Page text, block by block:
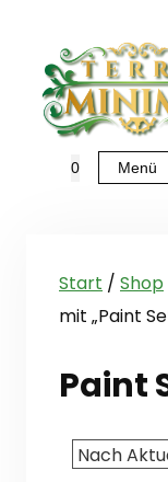
springen
0 Menü
Start / Shop
mit „Paint
Paint